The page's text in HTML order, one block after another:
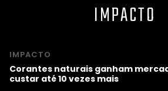
IMPACTO
IMPACTO
Corantes naturais ganham
custar até 10 vezes mais